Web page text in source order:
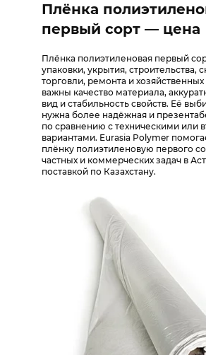
Плёнка
первый сорт — цена
Плёнка полиэтиленовая первый
упаковки, укрытия, строительства,
торговли, ремонта и хозяйственных
важны качество материала,
вид и стабильность свойств. Её
нужна более надёжная и
по сравнению с техническими или
вариантами. Eurasia Polymer
плёнку полиэтиленовую первого
частных и коммерческих задач в
поставкой по Казахстану.